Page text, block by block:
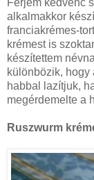
Férjem kedvenc
alkalmakkor
franciakrémes-
krémest is
készítettem
különbözik, hogy
habbal lazítjuk,
megérdemelte a
Ruszwurm